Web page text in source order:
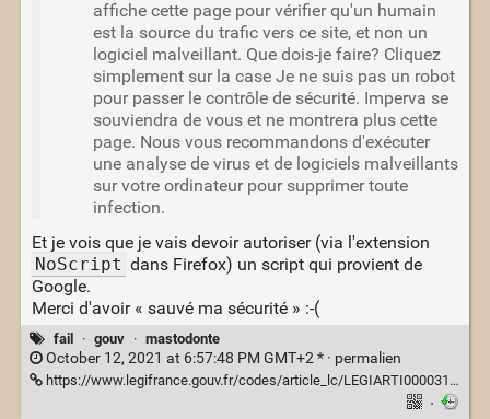
affiche cette page pour vérifier qu'un humain
est la source du trafic vers ce site, et non un
logiciel malveillant. Que dois-je faire? Cliquez
simplement sur la case Je ne suis pas un robot
pour passer le contrôle de sécurité. Imperva se
souviendra de vous et ne montrera plus cette
page. Nous vous recommandons d'exécuter
une analyse de virus et de logiciels malveillants
sur votre ordinateur pour supprimer toute
infection.
Et je vois que je vais devoir autoriser (via l'extension
NoScript dans Firefox) un script qui provient de
Google.
Merci d'avoir « sauvé ma sécurité » :-(
fail · gouv · mastodonte
October 12, 2021 at 6:57:48 PM GMT+2 * · permalien
https://www.legifrance.gouv.fr/codes/article_lc/LEGIARTI000031721244/
·